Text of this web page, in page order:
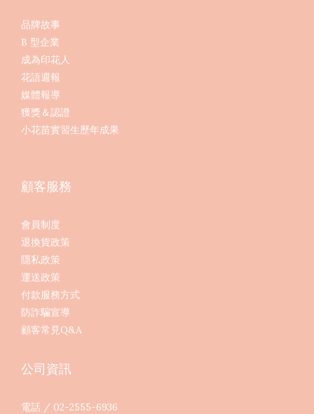
品牌故事
B 型企業
成為印花人
花語週報
媒體報導
獲獎＆認證
小花苗實習生歷年成果
顧客服務
會員制度
退換貨政策
隱私政策
運送政策
付款服務方式
防詐騙宣導
顧客常見Q&A
公司資訊
電話 / 02-2555-6936